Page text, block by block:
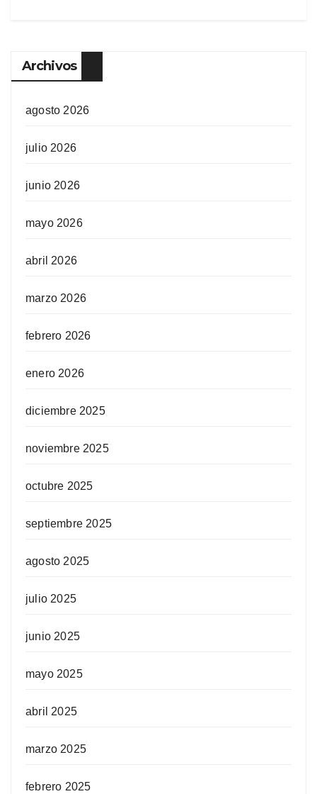
Archivos
agosto 2026
julio 2026
junio 2026
mayo 2026
abril 2026
marzo 2026
febrero 2026
enero 2026
diciembre 2025
noviembre 2025
octubre 2025
septiembre 2025
agosto 2025
julio 2025
junio 2025
mayo 2025
abril 2025
marzo 2025
febrero 2025